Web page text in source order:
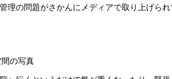
理の問題がさかんにメディアで取り上げら